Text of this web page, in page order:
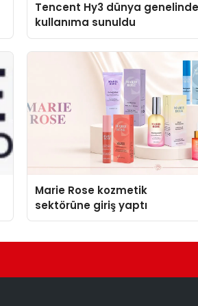
Tencent Hy3 dünya
kullanıma sunuldu
Marie Rose kozmetik
sektörüne giriş yaptı